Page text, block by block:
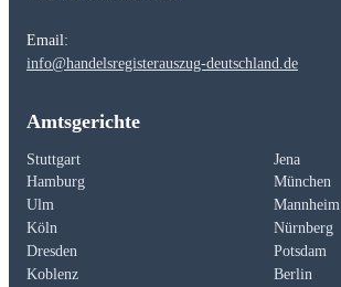
Email:
info@handelsregisterauszug-deutschland.de
Amtsgerichte
Stuttgart
Jena
Hamburg
München
Ulm
Mannheim
Köln
Nürnberg
Dresden
Potsdam
Koblenz
Berlin